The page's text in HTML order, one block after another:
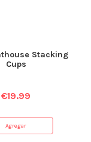
Stacking
Cups
€19.99
Agregar